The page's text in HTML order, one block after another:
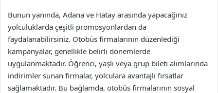
Bunun yanında, Adana ve Hatay arasında yapacağınız
yolculuklarda çeşitli promosyonlardan da
faydalanabilirsiniz. Otobüs firmalarının düzenlediği
kampanyalar, genellikle belirli dönemlerde
uygulanmaktadır. Öğrenci, yaşlı veya grup bileti alımlarında
indirimler sunan firmalar, yolculara avantajlı fırsatlar
sağlamaktadır. Bu bağlamda, otobüs firmalarının sosyal